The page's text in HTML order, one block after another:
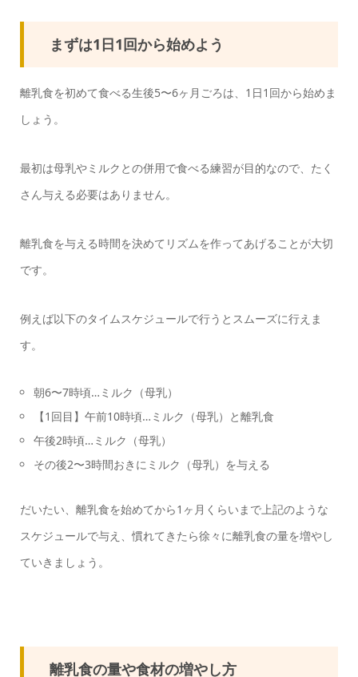
まずは1日1回から始めよう
離乳食を初めて食べる生後5〜6ヶ月ごろは、1日1回から始めま
しょう。
最初は母乳やミルクとの併用で食べる練習が目的なので、たく
さん与える必要はありません。
離乳食を与える時間を決めてリズムを作ってあげることが大切
です。
例えば以下のタイムスケジュールで行うとスムーズに行えま
す。
朝6〜7時頃…ミルク（母乳）
【1回目】午前10時頃…ミルク（母乳）と離乳食
午後2時頃…ミルク（母乳）
その後2〜3時間おきにミルク（母乳）を与える
だいたい、離乳食を始めてから1ヶ月くらいまで上記のような
スケジュールで与え、慣れてきたら徐々に離乳食の量を増やし
ていきましょう。
離乳食の量や食材の増やし方